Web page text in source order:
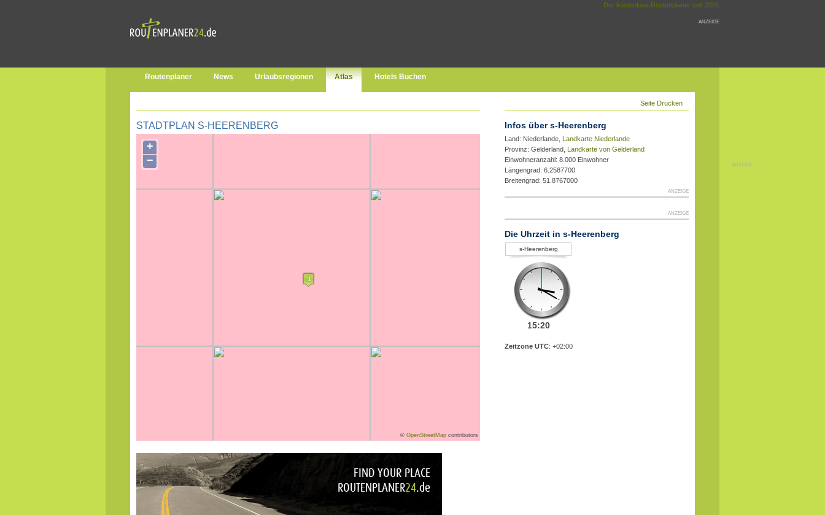
Der kostenlose Routenplaner seit 2001
ANZEIGE
ANZEIGE
Routenplaner News Urlaubsregionen Atlas Hotels Buchen
Seite Drucken
STADTPLAN S-HEERENBERG
+
−
© OpenStreetMap contributors
Infos über s-Heerenberg
Land: Niederlande, Landkarte Niederlande
Provinz: Gelderland, Landkarte von Gelderland
Einwohneranzahl: 8.000 Einwohner
Längengrad: 6.2587700
Breitengrad: 51.8767000
ANZEIGE
ANZEIGE
Die Uhrzeit in s-Heerenberg
s-Heerenberg
15:20
Zeitzone UTC: +02:00